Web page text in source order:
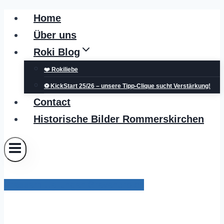
Zum
Inhalt
springen
Home
Über uns
Roki Blog
❤️ Rokiliebe
⚽ KickStart 25/26 – unsere Tipp-Clique sucht Verstärkung!
Contact
Historische Bilder Rommerskirchen